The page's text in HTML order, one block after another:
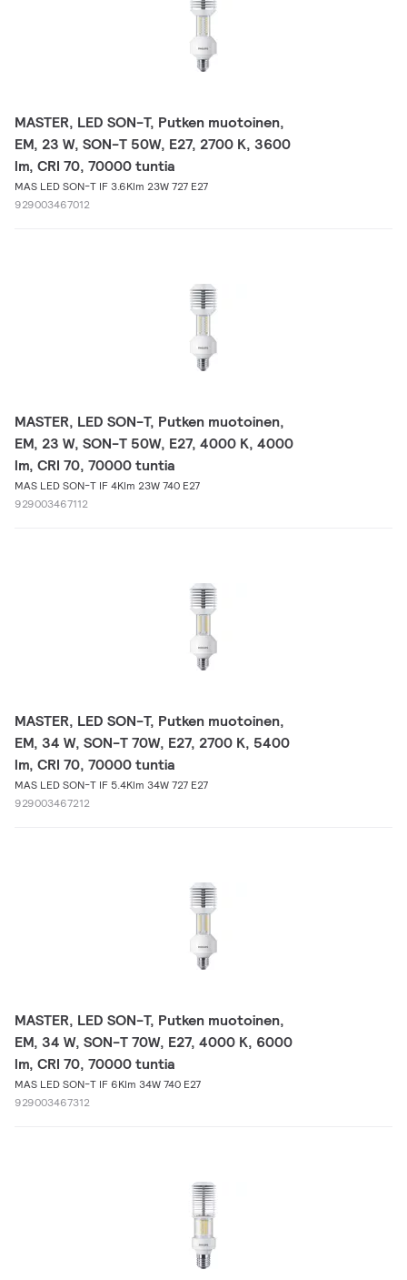
MASTER, LED SON-T, Putken muotoinen,
EM, 23 W, SON-T 50W, E27, 2700 K, 3600
lm, CRI 70, 70000 tuntia
MAS LED SON-T IF 3.6Klm 23W 727 E27
929003467012
MASTER, LED SON-T, Putken muotoinen,
EM, 23 W, SON-T 50W, E27, 4000 K, 4000
lm, CRI 70, 70000 tuntia
MAS LED SON-T IF 4Klm 23W 740 E27
929003467112
MASTER, LED SON-T, Putken muotoinen,
EM, 34 W, SON-T 70W, E27, 2700 K, 5400
lm, CRI 70, 70000 tuntia
MAS LED SON-T IF 5.4Klm 34W 727 E27
929003467212
MASTER, LED SON-T, Putken muotoinen,
EM, 34 W, SON-T 70W, E27, 4000 K, 6000
lm, CRI 70, 70000 tuntia
MAS LED SON-T IF 6Klm 34W 740 E27
929003467312